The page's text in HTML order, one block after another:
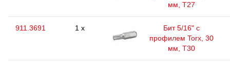
мм, Т27
911.3691 1 x
Бит 5/16" с
профилем Torx, 30
мм, Т30